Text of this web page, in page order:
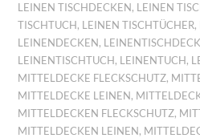
LEINEN TISCHDECKEN , LEINEN
TISCHTUCH , LEINEN TISCHTÜCHER,
LEINENDECKEN ,
LEINENTISCHTUCH , LEINENTUCH ,
MITTELDECKE FLECKSCHUTZ,
MITTELDECKE LEINEN ,
MITTELDECKEN FLECKSCHUTZ,
MITTELDECKEN LEINEN ,